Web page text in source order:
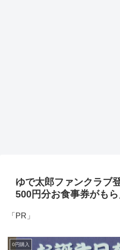
ゆで太郎ファンクラブ
500円分お食事券がもら
「PR」
0円購入